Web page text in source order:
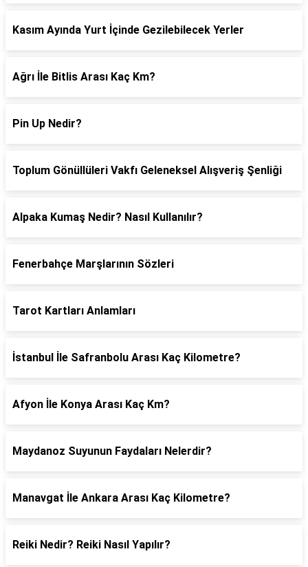
Kasım Ayında Yurt İçinde Gezilebilecek Yerler
Ağrı İle Bitlis Arası Kaç Km?
Pin Up Nedir?
Toplum Gönüllüleri Vakfı Geleneksel Alışveriş Şenliği
Alpaka Kumaş Nedir? Nasıl Kullanılır?
Fenerbahçe Marşlarının Sözleri
Tarot Kartları Anlamları
İstanbul İle Safranbolu Arası Kaç Kilometre?
Afyon İle Konya Arası Kaç Km?
Maydanoz Suyunun Faydaları Nelerdir?
Manavgat İle Ankara Arası Kaç Kilometre?
Reiki Nedir? Reiki Nasıl Yapılır?